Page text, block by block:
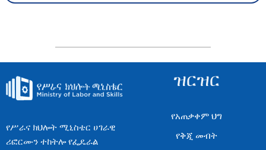
የሥራና ክህሎት ሚኒስቴር ሀገራዊ
ሪፎርሙን ተከትሎ የፌዴራል
ዝርዝር
የአጠቃቀም ህግ
የቅጂ መብት